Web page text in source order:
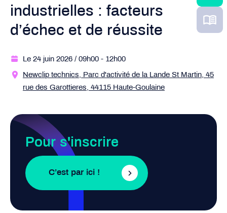
industrielles : facteurs
d’échec et de réussite
Le 24 juin 2026 / 09h00 - 12h00
Newclip technics, Parc d'activité de la Lande St M artin, 45
rue des Garottieres, 44115 Haute-Goulaine
Pour s'inscrire
C’est par ici !